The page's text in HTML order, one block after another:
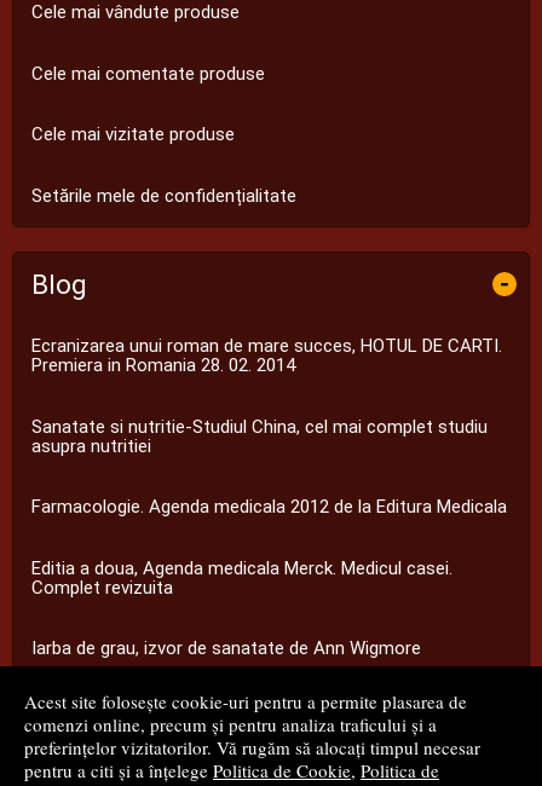
Acest site folosește cookie-uri pentru a permite plasarea de
comenzi online, precum și pentru analiza traficului și a
preferințelor vizitatorilor. Vă rugăm să alocați timpul necesar
pentru a citi și a înțelege Politica de Cookie, Politica de
Cele mai vândute produse
Cele mai comentate produse
Cele mai vizitate produse
Setările mele de confidențialitate
Blog -
Ecranizarea unui roman de mare succes, HOTUL DE CARTI.
Premiera in Romania 28. 02. 2014
Sanatate si nutritie-Studiul China, cel mai complet studiu
asupra nutritiei
Farmacologie. Agenda medicala 2012 de la Editura Medicala
Editia a doua, Agenda medicala Merck. Medicul casei.
Complet revizuita
Iarba de grau, izvor de sanatate de Ann Wigmore
...toate știrile
© 2008 - 2026S.C. M.G. Net Distribution S.R.L.